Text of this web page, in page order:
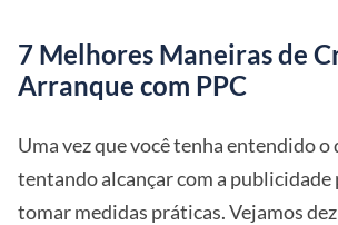
7 Melhores Maneiras de
Arranque com PPC
Uma vez que você tenha entendido o
tentando alcançar com a publicidade
tomar medidas práticas. Vejamos